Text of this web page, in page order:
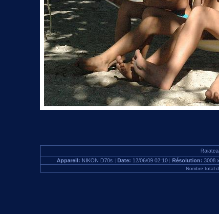
Appareil: NIKON D70s | Date: 12/06/09 02:10 | Résolution: 3008
Nombre total